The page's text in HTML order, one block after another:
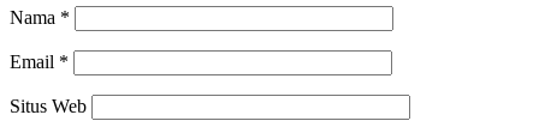
Nama *
Email *
Situs Web